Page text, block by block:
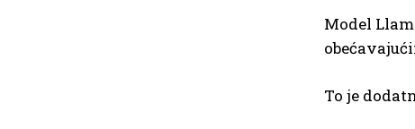
Model
To je